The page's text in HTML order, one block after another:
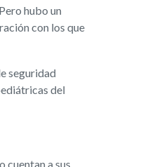
hubo un
con los que
seguridad
del
cuentan a sus